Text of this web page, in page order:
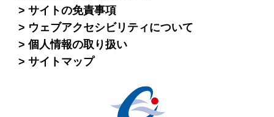
サイトの免責事項
ウェブアクセシビリティについて
個人情報の取り扱い
サイトマップ